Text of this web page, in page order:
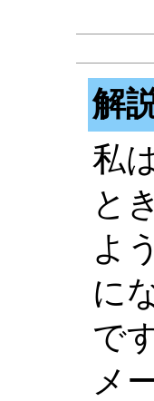
解
私
と
よ
に
で
メ